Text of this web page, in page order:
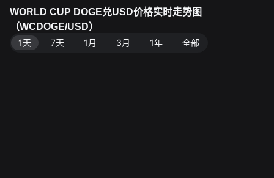
WORLD CUP DOGE兑USD价格实时走势图
（WCDOGE/USD）
1天
7天 1月 3月 1年 全部